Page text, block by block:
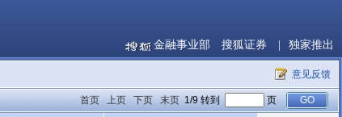
金融事业部 搜狐证券 独家推出
意见反馈
首页 上页 下页 末页 1/9 转到 页